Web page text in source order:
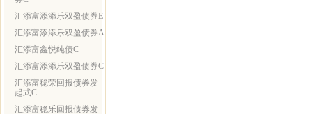
汇添富添添乐双盈债券E
汇添富添添乐双盈债券A
汇添富鑫悦纯债C
汇添富添添乐双盈债券C
汇添富稳荣回报债券发
起式C
汇添富稳乐回报债券发